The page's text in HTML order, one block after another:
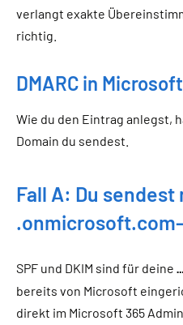
verlangt exakte
richtig.
DMARC in
Wie du den Eintrag anlegst,
Domain du sendest.
Fall A: Du sendest
SPF und DKIM sind für deine
bereits von Microsoft
direkt im Microsoft 365